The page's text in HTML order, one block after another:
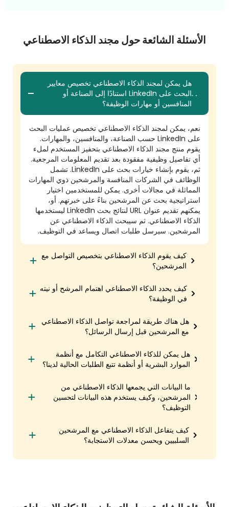
الأسئلة الشائعة حول مجند الذكاء الاصطناعي
هل يمكن لمجند الذكاء الاصطناعي تخصيص معايير
البحث على LinkedIn استنادًا إلى الصناعة أو
المنافسين أو مهارات الوظيفة؟
نعم، يمكن لمجند الذكاء الاصطناعي تخصيص عمليات البحث
على LinkedIn حسب الصناعة، والمنافسين، والمهارات.
يقوم منتج مجند الذكاء الاصطناعي بتحفيز المستخدم لملء
أي تفاصيل وظيفية مفقودة بعد تقديم المعلومات المرجعية.
ثم، يقوم بإنشاء خيارات بحث على LinkedIn. تشمل
الوظائف في الشركات المنافسة والمرشحين ذوي المهارات
المماثلة في مجالات أخرى. يمكن للمستخدمين اختيار
استراتيجية بحث عن المرشحين بناءً على خبرتهم. أو،
يمكنهم تقديم عنوان URL لنتائج بحث LinkedIn ليستخدمها
الذكاء الاصطناعي. ثم سيبحث الذكاء الاصطناعي عن
المرشحين. سيرسل طلبات اتصال ويساعد في التوظيف.
كيف يقوم الذكاء الاصطناعي بتخصيص التواصل مع
المرشحين؟
كيف يحدد الذكاء الاصطناعي اهتمام المرشح أو نيته
في الوظيفة؟
هل هناك طريقة لمراجعة تواصل الذكاء الاصطناعي
مع المرشحين قبل إرسال الرسائل؟
هل يمكن للذكاء الاصطناعي التكامل مع أنظمة
الموارد البشرية أو أنظمة تتبع الطلبات الحالية لدينا؟
ما البيانات التي يجمعها الذكاء الاصطناعي من
المرشحين، وكيف يستخدم هذه البيانات لتحسين
التوظيف؟
كيف يتفاعل الذكاء الاصطناعي مع المرشحين
السلبيين ويحسن معدلات الاستجابة؟